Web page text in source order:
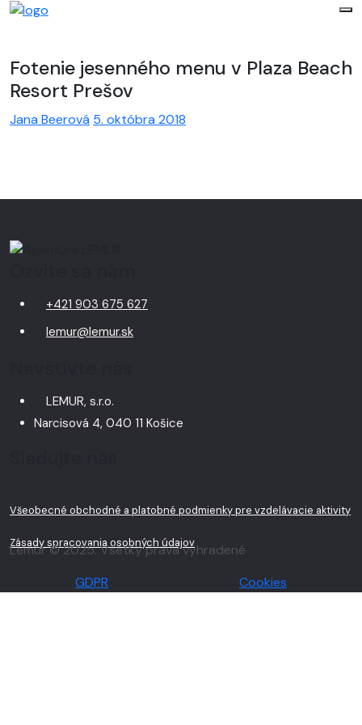
Jana Beerová 5. októbra 2018
Fotenie jesenného menu v Plaza Beach
Resort Prešov
+421 903 675 627
lemur@lemur.sk
LEMUR, s.r.o.
Narcisová 4, 040 11 Košice
Všeobecné obchodné a platobné podmienky pre vzdelávacie aktivity
Zásady spracovania osobných údajov
Lemur © 2025. Všetky práva vyhradené
GDPR
Cookies